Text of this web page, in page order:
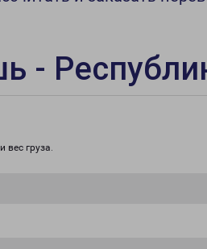
-
вес груза.